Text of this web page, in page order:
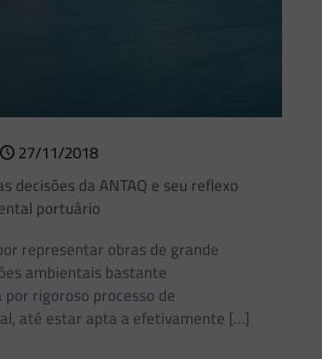
27/11/2018
decisões da ANTAQ e seu reflexo
portuário
representar obras de grande
ambientais bastante
rigoroso processo de
até estar apta a efetivamente […]